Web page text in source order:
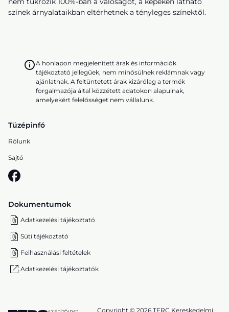
színek árnyalataikban eltérhetnek a tényleges színektől.
A honlapon megjelenített árak és információk
tájékoztató jellegűek, nem minősülnek reklámnak vagy
ajánlatnak. A feltüntetett árak kizárólag a termék
forgalmazója által közzétett adatokon alapulnak,
amelyekért felelősséget nem vállalunk.
Tüzépinfó
Rólunk
Sajtó
Dokumentumok
Adatkezelési tájékoztató
Süti tájékoztató
Felhasználási feltételek
Adatkezelési tájékoztatók
Copyright © 2026 TERC Kereskedelmi